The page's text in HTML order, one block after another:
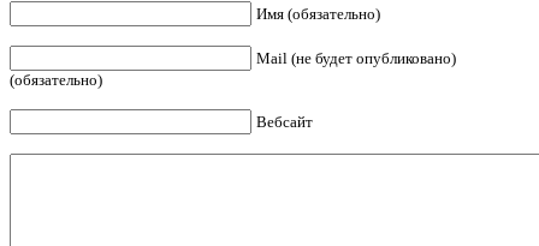
Имя (обязательно)
Mail (не будет опубликовано)
(обязательно)
Вебсайт